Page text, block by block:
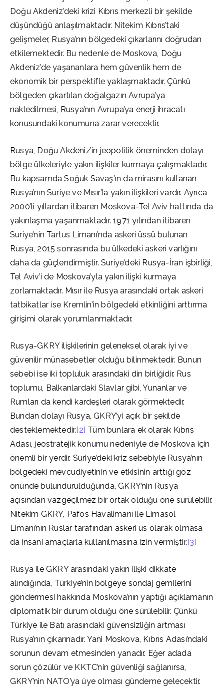
Doğu Akdeniz’deki krizi Kıbrıs merkezli bir şekilde
düşündüğü anlaşılmaktadır. Nitekim Kıbrıs’taki
gelişmeler, Rusya’nın bölgedeki çıkarlarını doğrudan
etkilemektedir. Bu nedenle de Moskova, Doğu
Akdeniz’de yaşananlara hem güvenlik hem de
ekonomik bir perspektifle yaklaşmaktadır. Çünkü
bölgeden çıkartılan doğalgazın Avrupa’ya
nakledilmesi, Rusya’nın Avrupa’ya enerji ihracatı
konusundaki konumuna zarar verecektir.
Rusya, Doğu Akdeniz’in jeopolitik öneminden dolayı
bölge ülkeleriyle yakın ilişkiler kurmaya çalışmaktadır.
Bu kapsamda Soğuk Savaş’ın da mirasını kullanan
Rusya’nın Suriye ve Mısır’la yakın ilişkileri vardır. Ayrıca
2000’li yıllardan itibaren Moskova-Tel Aviv hattında da
yakınlaşma yaşanmaktadır. 1971 yılından itibaren
Suriye’nin Tartus Limanı’nda askeri üssü bulunan
Rusya, 2015 sonrasında bu ülkedeki askeri varlığını
daha da güçlendirmiştir. Suriye’deki Rusya-İran işbirliği,
Tel Aviv’i de Moskova’yla yakın ilişki kurmaya
zorlamaktadır. Mısır ile Rusya arasındaki ortak askeri
tatbikatlar ise Kremlin’in bölgedeki etkinliğini arttırma
girişimi olarak yorumlanmaktadır.
Rusya-GKRY ilişkilerinin geleneksel olarak iyi ve
güvenilir münasebetler olduğu bilinmektedir. Bunun
sebebi ise iki topluluk arasındaki din birliğidir. Rus
toplumu, Balkanlardaki Slavlar gibi, Yunanlar ve
Rumları da kendi kardeşleri olarak görmektedir.
Bundan dolayı Rusya, GKRY’yi açık bir şekilde
desteklemektedir.[2] Tüm bunlara ek olarak Kıbrıs
Adası, jeostratejik konumu nedeniyle de Moskova için
önemli bir yerdir. Suriye’deki kriz sebebiyle Rusya’nın
bölgedeki mevcudiyetinin ve etkisinin arttığı göz
önünde bulundurulduğunda, GKRY’nin Rusya
açısından vazgeçilmez bir ortak olduğu öne sürülebilir.
Nitekim GKRY, Pafos Havalimanı ile Limasol
Limanı’nın Ruslar tarafından askeri üs olarak olmasa
da insani amaçlarla kullanılmasına izin vermiştir.[3]
Rusya ile GKRY arasındaki yakın ilişki dikkate
alındığında, Türkiye’nin bölgeye sondaj gemilerini
göndermesi hakkında Moskova’nın yaptığı açıklamanın
diplomatik bir durum olduğu öne sürülebilir. Çünkü
Türkiye ile Batı arasındaki güvensizliğin artması
Rusya’nın çıkarınadır. Yani Moskova, Kıbrıs Adası’ndaki
sorunun devam etmesinden yanadır. Eğer adada
sorun çözülür ve KKTC’nin güvenliği sağlanırsa,
GKRY’nin NATO’ya üye olması gündeme gelecektir.